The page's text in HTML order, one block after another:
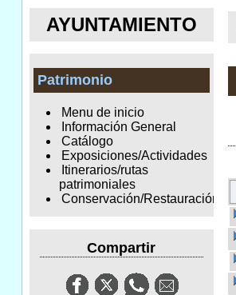
AYUNTAMIENTO
Patrimonio
Menu de inicio
Información General
Catálogo
Exposiciones/Actividades
Itinerarios/rutas
patrimoniales
Conservación/Restauración
Compartir